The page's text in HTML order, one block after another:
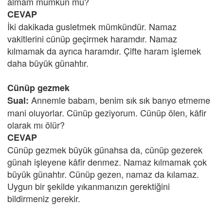
CEVAP
İki dakikada gusletmek mümkündür. Namaz
vakitlerini cünüp geçirmek haramdır. Namaz
kılmamak da ayrıca haramdır. Çifte haram işlemek
daha büyük günahtır.
Cünüp gezmek
Sual: Annemle babam, benim sık sık banyo etmeme
mani oluyorlar. Cünüp geziyorum. Cünüp ölen, kâfir
olarak mı ölür?
CEVAP
Cünüp gezmek büyük günahsa da, cünüp gezerek
günah işleyene kâfir denmez. Namaz kılmamak çok
büyük günahtır. Cünüp gezen, namaz da kılamaz.
Uygun bir şekilde yıkanmanızın gerektiğini
bildirmeniz gerekir.